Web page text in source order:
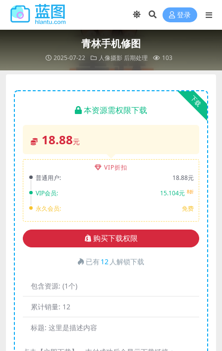
登录
青林手机修图
2025-07-22 人像摄影 后期处理 103
下载
本资源需权限下载
18.88元
VIP折扣
普通用户:
18.88元
VIP会员:
15.104元 8折
永久会员: 免费
购买下载权限
已有12 人解锁下载
包含资源: (1个)
累计销量: 12
标题: 这里是描述内容